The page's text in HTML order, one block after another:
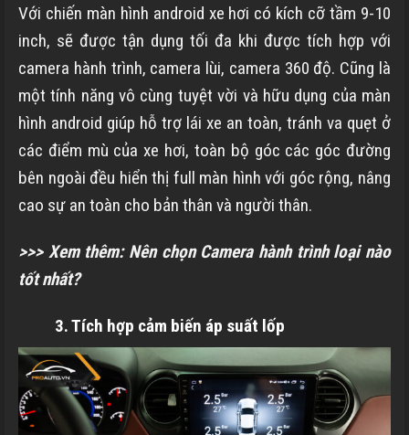
Với chiến màn hình android xe hơi có kích cỡ tầm 9-10
inch, sẽ được tận dụng tối đa khi được tích hợp với
camera hành trình, camera lùi, camera 360 độ. Cũng là
một tính năng vô cùng tuyệt vời và hữu dụng của màn
hình android giúp hỗ trợ lái xe an toàn, tránh va quẹt ở
các điểm mù của xe hơi, toàn bộ góc các góc đường
bên ngoài đều hiển thị full màn hình với góc rộng, nâng
cao sự an toàn cho bản thân và người thân.
>>> Xem thêm: Nên chọn Camera hành trình loại nào
tốt nhất?
3. Tích hợp cảm biến áp suất lốp